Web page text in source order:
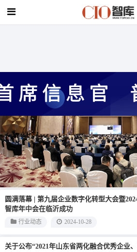
首页>行业动态
圆满落幕 | 第九届企业数字化转型大会暨
智库年中会在临沂成功
行业动态 2024-10-28
关于公布“2021年山东省两化融合优秀企业、